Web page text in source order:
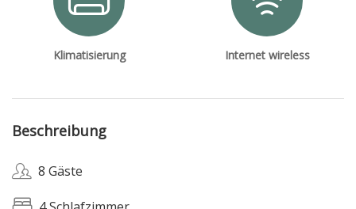
Klimatisierung Internet wireless
Beschreibung
8 Gäste